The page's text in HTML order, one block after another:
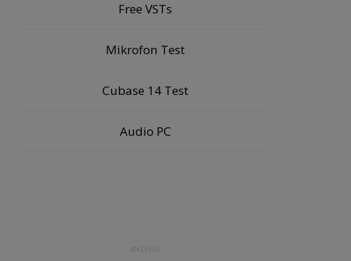
Free VSTs
Mikrofon Test
Cubase 14 Test
Audio PC
ANZEIGE